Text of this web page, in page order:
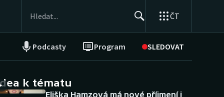
ČT
Podcasty Program SLEDOVAT
NEPŘEHLÉDNĚTE
k tématu
Eliška Hamzová má nové příjmení i